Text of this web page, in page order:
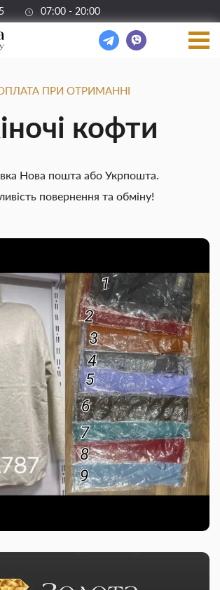
07:00 - 20:00
ПРИ ОТРИМАННІ
кофти
Нова пошта або Укрпошта.
повернення та обміну!